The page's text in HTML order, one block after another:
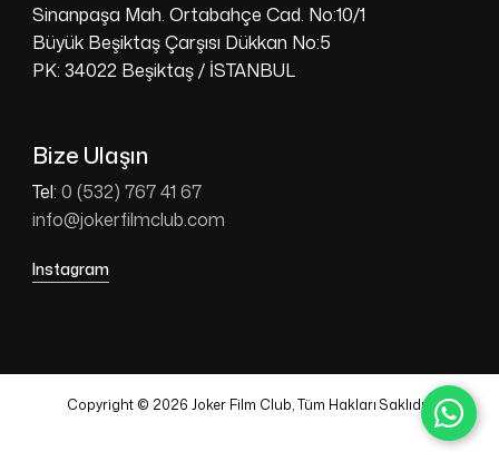
Sinanpaşa Mah. Ortabahçe Cad. No:10/1
Büyük Beşiktaş Çarşısı Dükkan No:5
PK: 34022 Beşiktaş / İSTANBUL
Bize Ulaşın
Tel: 0 (532) 767 41 67
info@jokerfilmclub.com
Instagram
Copyright © 2026 Joker Film Club, Tüm Hakları Saklıdır.